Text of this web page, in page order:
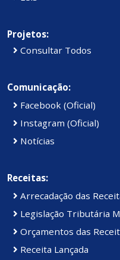
Projetos:
Consultar Todos
Comunicação:
Facebook (Oficial)
Instagram (Oficial)
Notícias
Receitas:
Arrecadação das
Legislação Tributária
Orçamentos das
Receita Lançada